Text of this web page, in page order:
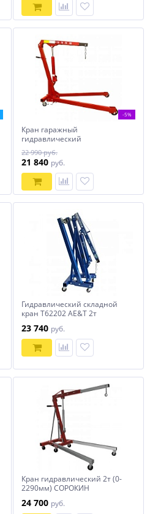
-5%
Кран гаражный
гидравлический
СТАНКОИМПОРТ (1 тонна),
T31002
22 990 руб.
21 840 руб.
Гидравлический складной
кран T62202 AE&T 2т
23 740 руб.
Кран гидравлический 2т (0-
2290мм) СОРОКИН
24 700 руб.